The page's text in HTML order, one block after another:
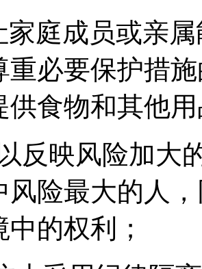
家庭成员或亲
重必要保护措
供食物和其他
反映风险加大
风险最大的人
中的权利；